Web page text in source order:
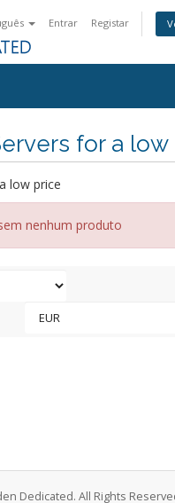
Entrar Registar
for a low
low price
nenhum produto
Dedicated. All Rights